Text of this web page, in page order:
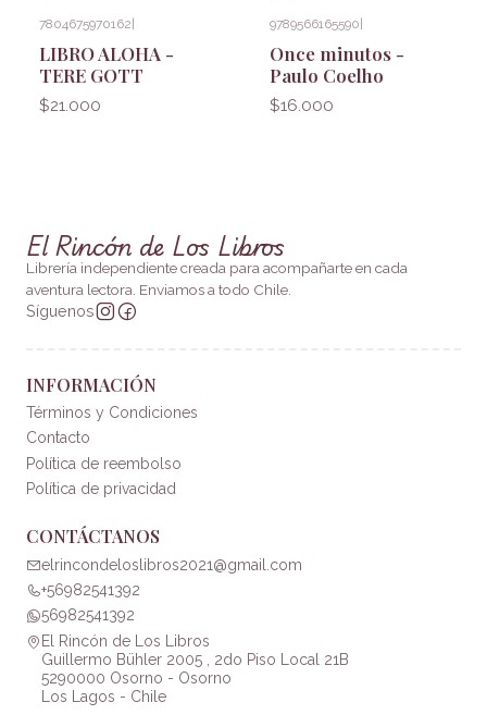
7804675970162|
LIBRO ALOHA -
TERE GOTT
$21.000
9789566165590|
Once minutos -
Paulo Coelho
$16.000
El Rincón de Los Libros
Librería independiente creada para acompañarte en cada
aventura lectora. Enviamos a todo Chile.
Síguenos
INFORMACIÓN
Términos y Condiciones
Contacto
Política de reembolso
Política de privacidad
CONTÁCTANOS
elrincondeloslibros2021@gmail.com
+56982541392
56982541392
El Rincón de Los Libros
Guillermo Bühler 2005 , 2do Piso Local 21B
5290000 Osorno - Osorno
Los Lagos - Chile